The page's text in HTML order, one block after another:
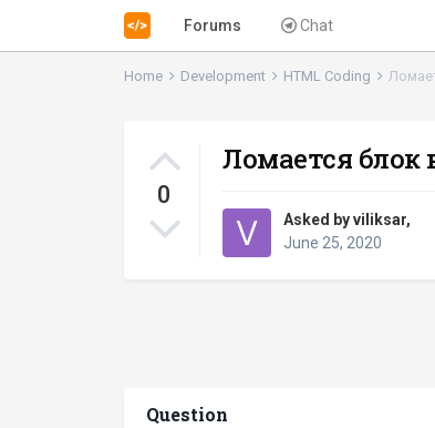
Forums Chat
Home Development HTML Coding
0
Ломается блок
Asked byviliksar,
June 25, 2020
Question